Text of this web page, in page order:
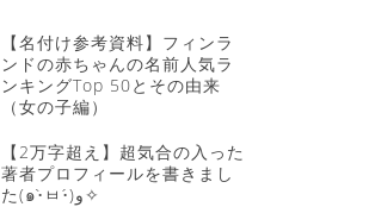
【名付け参考資料】フィンラ
ンドの赤ちゃんの名前人気ラ
ンキングTop 50とその由来
（女の子編）
【2万字超え】超気合の入った
著者プロフィールを書きまし
た(๑•̀ㅂ•́)و✧